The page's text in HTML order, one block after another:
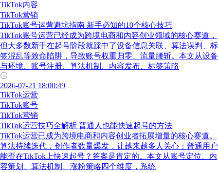
TikTok内容
TikTok营销
TikTok账号运营避坑指南 新手必知的10个核心技巧
TikTok账号运营已经成为跨境电商和内容创业领域的核心赛道，
但大多数新手在起号阶段就踩中了设备信息关联、算法误判、标
签混乱等致命陷阱，导致账号权重归零、流量腰斩。本文从设备
与环境、账号注册、算法机制、内容发布、标签策略
2026-07-21 18:00:49
TikTok运营
TikTok账号
TikTok营销
TikTok运营技巧全解析 普通人也能快速起号的方法
TikTok运营已成为跨境电商和内容创业者拓展增量的核心赛道。
算法持续迭代，创作者数量爆发，让越来越多人关心：普通用户
能否在TikTok上快速起号？答案是肯定的。本文从账号定位、内
容策划、算法机制、涨粉策略四个维度，系统